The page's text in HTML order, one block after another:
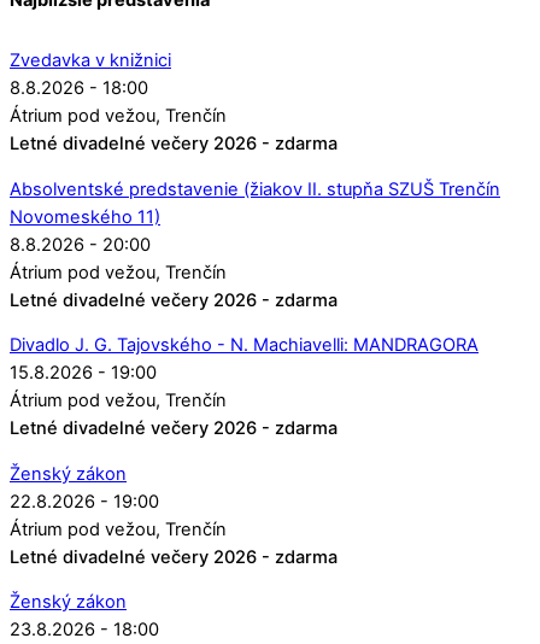
Zvedavka v knižnici
8.8.2026 - 18:00
Átrium pod vežou Trenčín
Letné divadelné večery 2026 - zdarma
Absolventské predstavenie (žiakov II. stupňa SZUŠ Trenčín
Novomeského 11)
8.8.2026 - 20:00
Átrium pod vežou Trenčín
Letné divadelné večery 2026 - zdarma
Divadlo J. G. Tajovského - N. Machiavelli: MANDRAGORA
15.8.2026 - 19:00
Átrium pod vežou Trenčín
Letné divadelné večery 2026 - zdarma
Ženský zákon
22.8.2026 - 19:00
Átrium pod vežou Trenčín
Letné divadelné večery 2026 - zdarma
Ženský zákon
23.8.2026 - 18:00